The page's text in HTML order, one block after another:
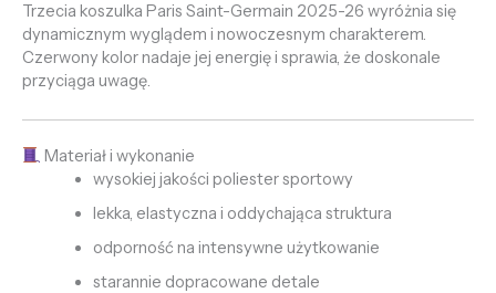
Trzecia koszulka Paris Saint-Germain 2025-26 wyróżnia się
dynamicznym wyglądem i nowoczesnym charakterem.
Czerwony kolor nadaje jej energię i sprawia, że doskonale
przyciąga uwagę.
Materiał i wykonanie
wysokiej jakości poliester sportowy
lekka, elastyczna i oddychająca struktura
odporność na intensywne użytkowanie
starannie dopracowane detale